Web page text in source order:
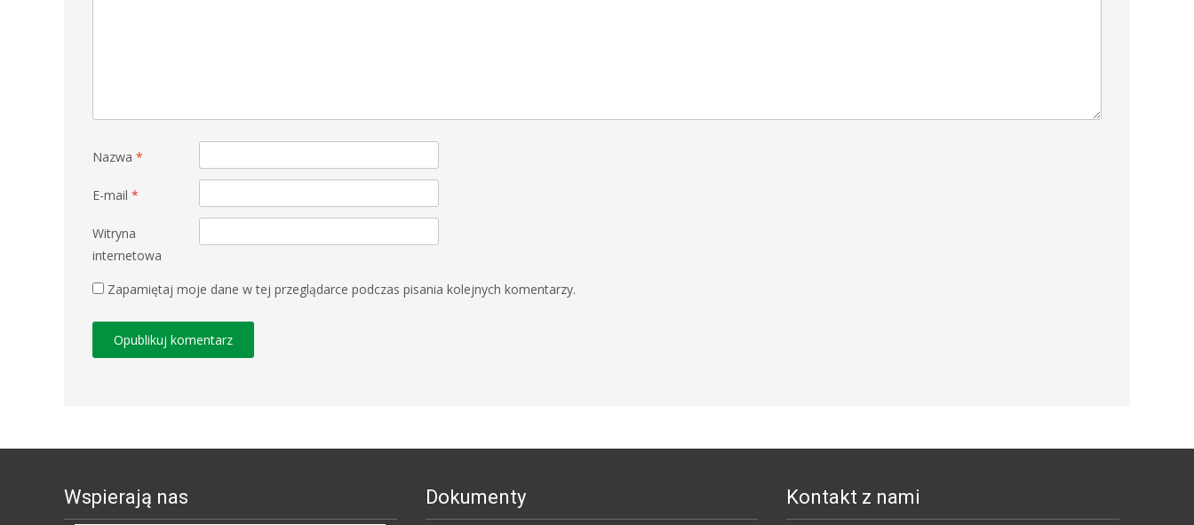
Nazwa *
E-mail *
Witryna
internetowa
Zapamiętaj moje dane w tej przeglądarce podczas pisania kolejnych komentarzy.
Wspierają nas Dokumenty Kontakt z nami